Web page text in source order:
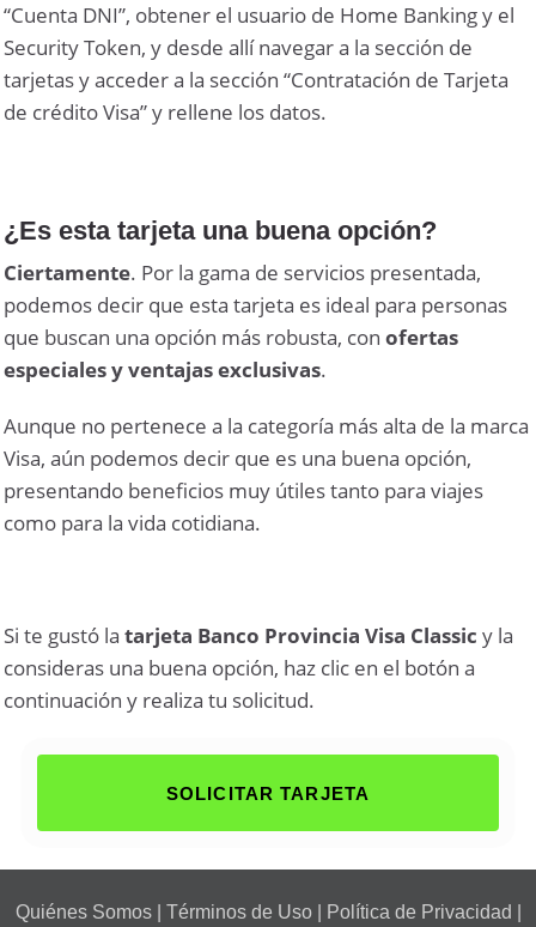
“Cuenta DNI”, obtener el usuario de Home Banking y el
Security Token, y desde allí navegar a la sección de
tarjetas y acceder a la sección “Contratación de Tarjeta
de crédito Visa” y rellene los datos.
¿Es esta tarjeta una buena opción?
Ciertamente. Por la gama de servicios presentada,
podemos decir que esta tarjeta es ideal para personas
que buscan una opción más robusta, conofertas
especiales y ventajas exclusivas.
Aunque no pertenece a la categoría más alta de la marca
Visa, aún podemos decir que es una buena opción,
presentando beneficios muy útiles tanto para viajes
como para la vida cotidiana.
Si te gustó latarjeta Banco Provincia Visa Classic y la
consideras una buena opción, haz clic en el botón a
continuación y realiza tu solicitud.
SOLICITAR TARJETA
Quiénes Somos| Términos de Uso| Política de Privacidad